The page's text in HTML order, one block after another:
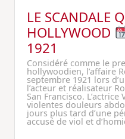
LE SCANDALE
HOLLYWOOD
1921
Considéré comme le
hollywoodien, l’affaire
septembre 1921 lors
l’acteur et réalisateur
San Francisco.
violentes douleurs
jours plus tard d’une
accusé de viol et